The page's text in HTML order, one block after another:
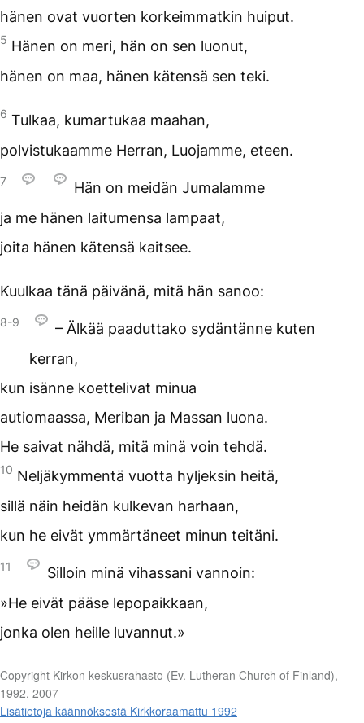
hänen ovat vuorten korkeimmatkin huiput.
5 Hänen on meri, hän on sen luonut,
hänen on maa, hänen kätensä sen teki.
6 Tulkaa, kumartukaa maahan,
polvistukaamme Herran, Luojamme, eteen.
7
Hän on meidän Jumalamme
ja me hänen laitumensa lampaat,
joita hänen kätensä kaitsee.
Kuulkaa tänä päivänä, mitä hän sanoo:
8-9
– Älkää paaduttako sydäntänne kuten
kerran,
kun isänne koettelivat minua
autiomaassa, Meriban ja Massan luona.
He saivat nähdä, mitä minä voin tehdä.
10 Neljäkymmentä vuotta hyljeksin heitä,
sillä näin heidän kulkevan harhaan,
kun he eivät ymmärtäneet minun teitäni.
11
Silloin minä vihassani vannoin:
»He eivät pääse lepopaikkaan,
jonka olen heille luvannut.»
Copyright Kirkon keskusrahasto (Ev. Lutheran Church of Finland),
1992, 2007
Lisätietoja käännöksestä Kirkkoraamattu 1992